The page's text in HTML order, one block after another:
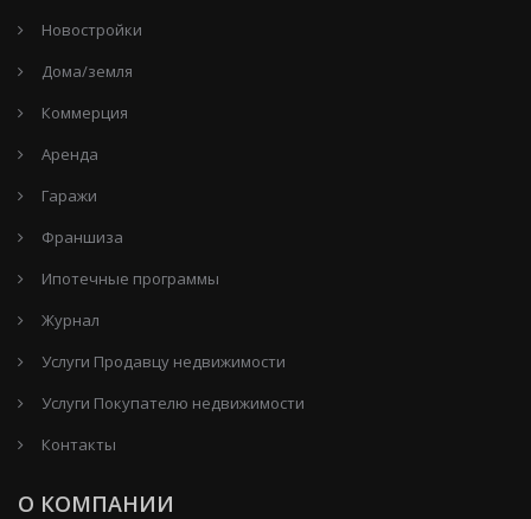
Новостройки
Дома/земля
Коммерция
Аренда
Гаражи
Франшиза
Ипотечные программы
Журнал
Услуги Продавцу недвижимости
Услуги Покупателю недвижимости
Контакты
О КОМПАНИИ